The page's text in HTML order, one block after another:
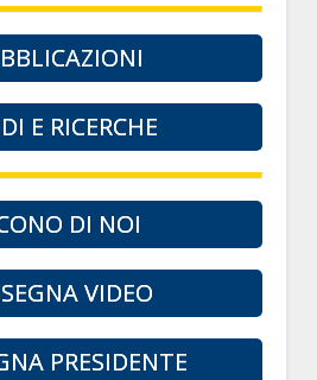
E RICERCHE
DI NOI
VIDEO
PRESIDENTE